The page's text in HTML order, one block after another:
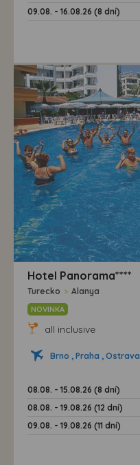
09.08. - 16.08.26 (8 dní)
Hotel Panorama****
Turecko > Alanya
NOVINKA
all inclusive
Brno , Praha , Ostrava
08.08. - 15.08.26 (8 dní)
08.08. - 19.08.26 (12 dní)
09.08. - 19.08.26 (11 dní)